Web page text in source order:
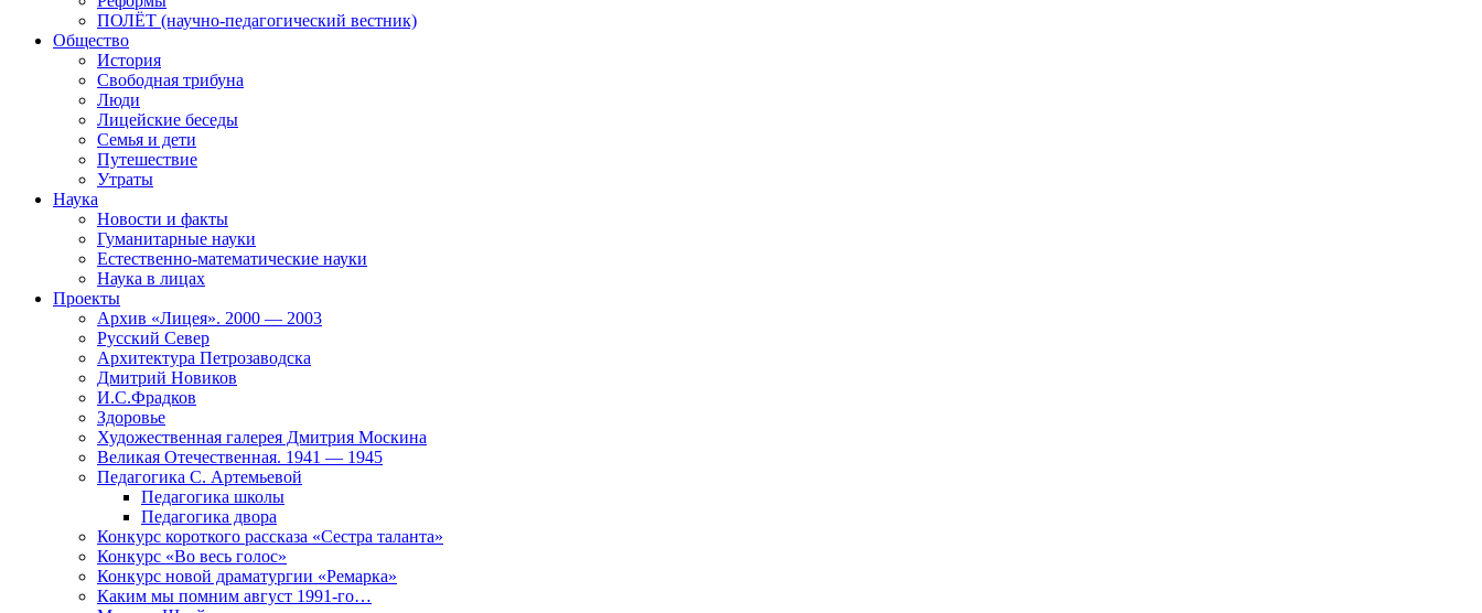
ПОЛЁТ (научно-педагогический вестник)
Общество
История
Свободная трибуна
Люди
Лицейские беседы
Семья и дети
Путешествие
Утраты
Наука
Новости и факты
Гуманитарные науки
Естественно-математические науки
Наука в лицах
Проекты
Архив «Лицея». 2000 — 2003
Русский Север
Архитектура Петрозаводска
Дмитрий Новиков
И.С.Фрадков
Здоровье
Художественная галерея Дмитрия Москина
Великая Отечественная. 1941 — 1945
Педагогика С. Артемьевой
Педагогика школы
Педагогика двора
Конкурс короткого рассказа «Сестра таланта»
Конкурс «Во весь голос»
Конкурс новой драматургии «Ремарка»
Каким мы помним август 1991-го…